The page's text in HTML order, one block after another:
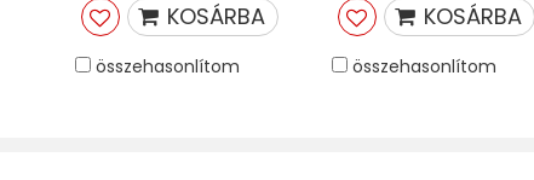
KOSÁRBA
összehasonlítom
KOSÁRBA
összehasonlítom